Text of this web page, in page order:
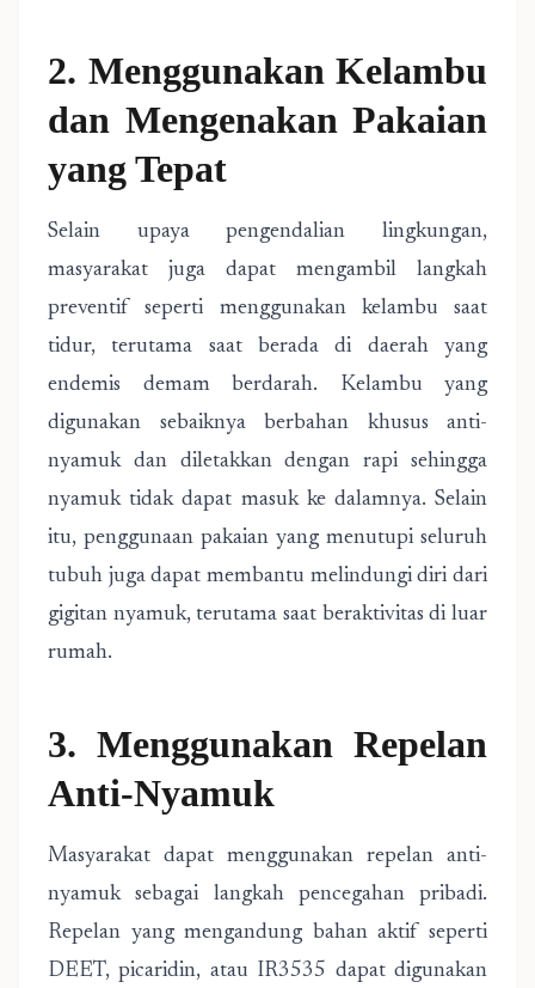
2. Menggunakan Kelambu
dan Mengenakan Pakaian
yang Tepat
Selain upaya pengendalian lingkungan,
masyarakat juga dapat mengambil langkah
preventif seperti menggunakan kelambu saat
tidur, terutama saat berada di daerah yang
endemis demam berdarah. Kelambu yang
digunakan sebaiknya berbahan khusus anti-
nyamuk dan diletakkan dengan rapi sehingga
nyamuk tidak dapat masuk ke dalamnya. Selain
itu, penggunaan pakaian yang menutupi seluruh
tubuh juga dapat membantu melindungi diri dari
gigitan nyamuk, terutama saat beraktivitas di luar
rumah.
3. Menggunakan Repelan
Anti-Nyamuk
Masyarakat dapat menggunakan repelan anti-
nyamuk sebagai langkah pencegahan pribadi.
Repelan yang mengandung bahan aktif seperti
DEET, picaridin, atau IR3535 dapat digunakan